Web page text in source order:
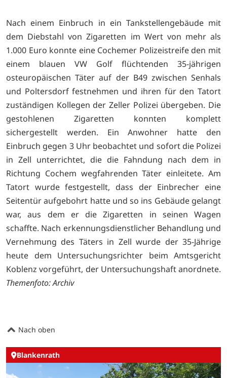
Nach einem Einbruch in ein Tankstellengebäude mit
dem Diebstahl von Zigaretten im Wert von mehr als
1.000 Euro konnte eine Cochemer Polizeistreife den mit
einem blauen VW Golf flüchtenden 35-jährigen
osteuropäischen Täter auf der B49 zwischen Senhals
und Poltersdorf festnehmen und ihren für den Tatort
zuständigen Kollegen der Zeller Polizei übergeben. Die
gestohlenen Zigaretten konnten komplett
sichergestellt werden. Ein Anwohner hatte den
Einbruch gegen 3 Uhr beobachtet und sofort die Polizei
in Zell unterrichtet, die die Fahndung nach dem in
Richtung Cochem wegfahrenden Täter einleitete. Am
Tatort wurde festgestellt, dass der Einbrecher eine
Seitentür aufgebohrt hatte und so ins Gebäude gelangt
war, aus dem er die Zigaretten in seinen Wagen
schaffte. Nach erkennungsdienstlicher Behandlung und
Vernehmung des Täters in Zell wurde der 35-Jährige
heute dem Untersuchungsrichter beim Amtsgericht
Koblenz vorgeführt, der Untersuchungshaft anordnete.
Themenfoto: Archiv
Nach oben
Blankenrath